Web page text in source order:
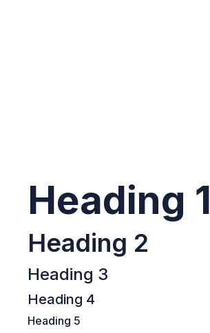
Heading 1
Heading 2
Heading 3
Heading 4
Heading 5